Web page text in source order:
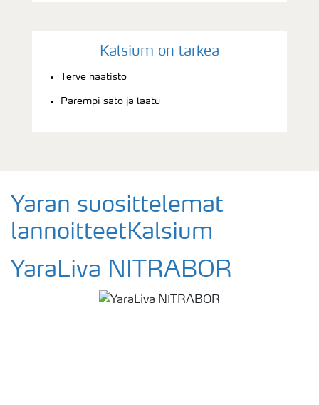
Kalsium on tärkeä
Terve naatisto
Parempi sato ja laatu
Yaran suosittelemat
lannoitteetKalsium
YaraLiva NITRABOR